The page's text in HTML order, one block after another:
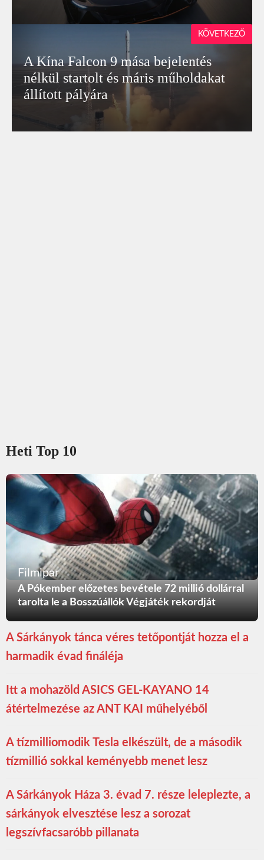
A Kína Falcon 9 mása bejelentés
nélkül startolt és máris műholdakat
állított pályára
KÖVETKEZŐ
Heti Top 10
Filmipar
A Pókember előzetes bevétele 72 millió dollárral
tarolta le a Bosszúállók Végjáték rekordját
A Sárkányok tánca véres tetőpontját hozza el a
harmadik évad fináléja
Itt a mohazöld ASICS GEL-KAYANO 14
átértelmezése az ANT KAI műhelyéből
A tízmilliomodik Tesla elkészült, de a második
tízmillió sokkal keményebb menet lesz
A Sárkányok Háza 3. évad 7. része leleplezte, a
sárkányok elvesztése lesz a sorozat
legszívfacsaróbb pillanata